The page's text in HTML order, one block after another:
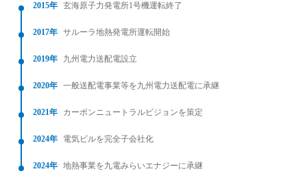
2015年 玄海原子力発電所1号機運転終了
2017年 サルーラ地熱発電所運転開始
2019年 九州電力送配電設立
2020年 一般送配電事業等を九州電力送配電に承継
2021年 カーボンニュートラルビジョンを策定
2024年 電気ビルを完全子会社化
2024年 地熱事業を九電みらいエナジーに承継